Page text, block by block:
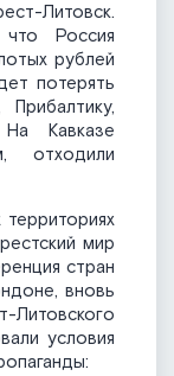
Литовск.
Россия
рублей
потерять
Кавказе
отходили
мир
стран
вновь
Литовского
условия